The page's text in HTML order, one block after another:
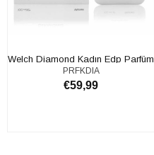
Welch Diamond Kadın Edp Parfüm
100 Ml.
PRFKDIA
€59,99